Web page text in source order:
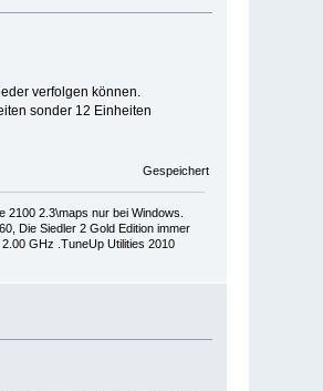
verfolgen können.
sonder 12 Einheiten
Gespeichert
2.3\maps nur bei Windows.
Die Siedler 2 Gold Edition immer
GHz .TuneUp Utilities 2010